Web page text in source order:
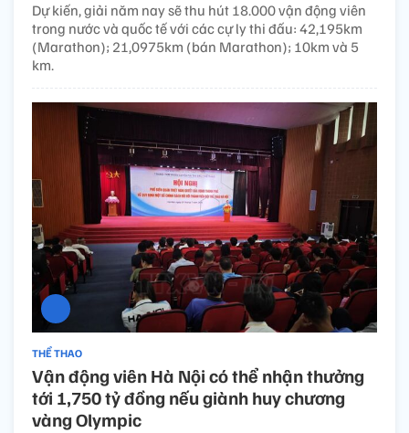
Dự kiến, giải năm nay sẽ thu hút 18.000 vận động viên
trong nước và quốc tế với các cự ly thi đấu: 42,195km
(Marathon); 21,0975km (bán Marathon); 10km và 5
km.
THỂ THAO
Vận động viên Hà Nội có thể nhận thưởng
tới 1,750 tỷ đồng nếu giành huy chương
vàng Olympic